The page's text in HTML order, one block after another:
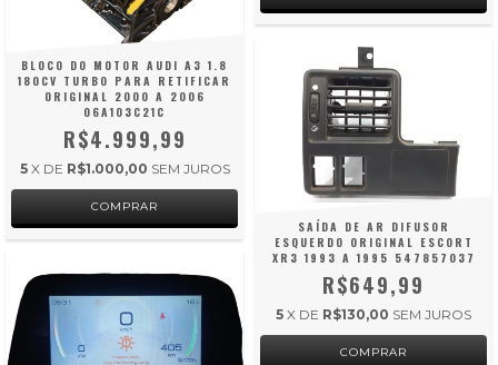
BLOCO DO MOTOR AUDI A3 1.8
180CV TURBO PARA RETIFICAR
ORIGINAL 2000 A 2006
06A103C21C
R$4.999,99
5 X DE R$1.000,00 SEM JUROS
SAÍDA DE AR DIFUSOR
ESQUERDO ORIGINAL ESCORT
XR3 1993 A 1995 547857037
R$649,99
5 X DE R$130,00 SEM JUROS